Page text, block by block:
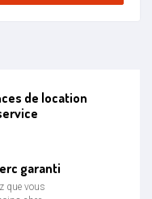
de location
garanti
que vous